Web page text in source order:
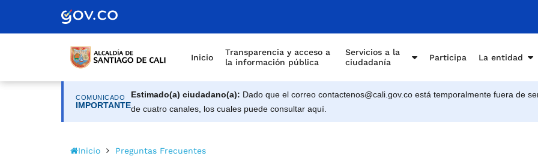
de Santiago de Cali
Inicio
Transparencia y acceso a
la información pública
Servicios a la
ciudadanía
Participa La entidad
COMUNICADO
IMPORTANTE
Estimado(a) ciudadano(a): Dado que el correo contactenos@cali.gov.co está temporalmente fuera de
de cuatro canales, los cuales puede consultar aquí.
Inicio
Preguntas Frecuentes